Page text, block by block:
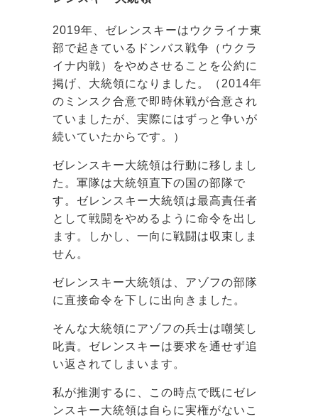
2019年、ゼレンスキーはウクライナ東
部で起きているドンバス戦争（ウクラ
イナ内戦）をやめさせることを公約に
掲げ、大統領になりました。（2014年
のミンスク合意で即時休戦が合意され
ていましたが、実際にはずっと争いが
続いていたからです。）
ゼレンスキー大統領は行動に移しまし
た。軍隊は大統領直下の国の部隊で
す。ゼレンスキー大統領は最高責任者
として戦闘をやめるように命令を出し
ます。しかし、一向に戦闘は収束しま
せん。
ゼレンスキー大統領は、アゾフの部隊
に直接命令を下しに出向きました。
そんな大統領にアゾフの兵士は嘲笑し
叱責。ゼレンスキーは要求を通せず追
い返されてしまいます。
私が推測するに、この時点で既にゼレ
ンスキー大統領は自らに実権がないこ